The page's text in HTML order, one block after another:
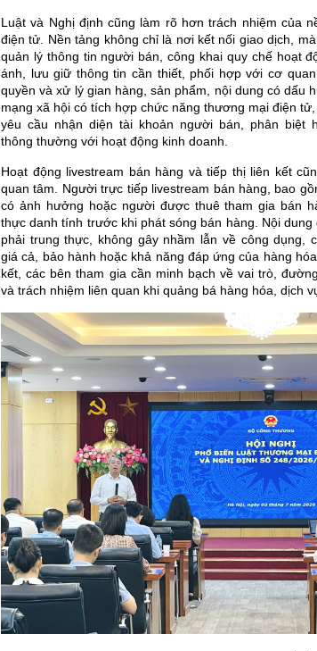
Luật và Nghị định cũng làm rõ hơn trách nhiệm của
điện tử. Nền tảng không chỉ là nơi kết nối giao dịch,
quản lý thông tin người bán, công khai quy chế hoạt
ánh, lưu giữ thông tin cần thiết, phối hợp với cơ
quyền và xử lý gian hàng, sản phẩm, nội dung có dấu
mạng xã hội có tích hợp chức năng thương mại điện
yêu cầu nhận diện tài khoản người bán, phân biệt
thông thường với hoạt động kinh doanh.
Hoạt động livestream bán hàng và tiếp thị liên kết
quan tâm. Người trực tiếp livestream bán hàng, bao
có ảnh hưởng hoặc người được thuê tham gia bán
thực danh tính trước khi phát sóng bán hàng. Nội dung
phải trung thực, không gây nhầm lẫn về công dụng,
giá cả, bảo hành hoặc khả năng đáp ứng của hàng
kết, các bên tham gia cần minh bạch về vai trò,
và trách nhiệm liên quan khi quảng bá hàng hóa, dịch